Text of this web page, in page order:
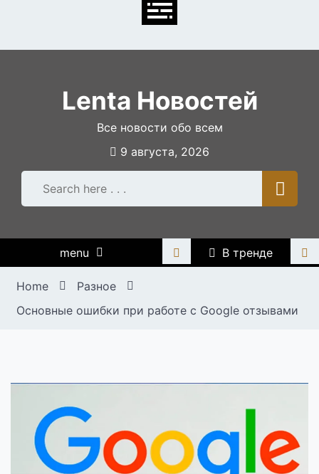
Lenta Новостей
Все новости обо всем
9 августа, 2026
menu В тренде
Home
Разное
Основные ошибки при работе с Google отзывами